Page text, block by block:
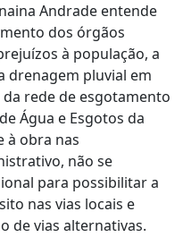
Andrade entende
dos órgãos
à população, a
drenagem pluvial em
rede de esgotamento
Água e Esgotos da
à obra nas
não se
para possibilitar a
nas vias locais e
de vias alternativas.